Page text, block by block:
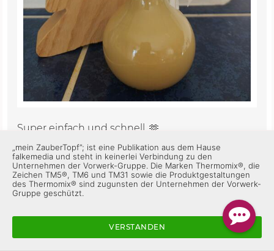
Super einfach und schnell. 🫶
2
vor 3 Jahren
„mein ZauberTopf”; ist eine Publikation aus dem Hause
falkemedia und steht in keinerlei Verbindung zu den
Unternehmen der Vorwerk-Gruppe. Die Marken Thermomix®, die
Zeichen TM5®, TM6 und TM31 sowie die Produktgestaltungen
des Thermomix® sind zugunsten der Unternehmen der Vorwerk-
Gruppe geschützt.
VERSTANDEN